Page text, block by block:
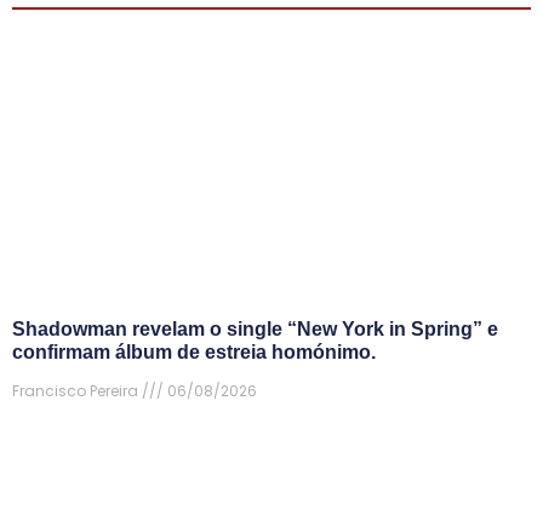
Shadowman revelam o single “New York in Spring” e
confirmam álbum de estreia homónimo.
Francisco Pereira
06/08/2026